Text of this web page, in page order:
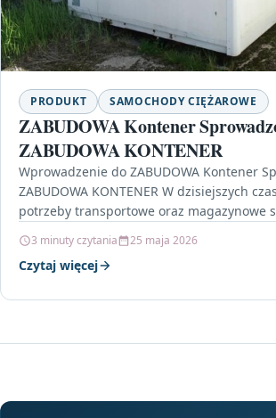
PRODUKT SAMOCHODY CIĘŻAROWE
ZABUDOWA Kontener
ZABUDOWA KONTENER
Wprowadzenie do ZABUDOWA Kontener
ZABUDOWA KONTENER W dzisiejszych
potrzeby transportowe oraz magazynowe
3 minuty czytania 25 maja 2026
Czytaj więcej